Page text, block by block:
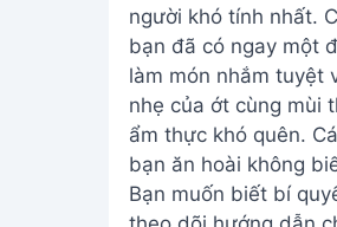
người khó tính nhất.
bạn đã có ngay một
làm món nhắm tuyệt
nhẹ của ớt cùng mùi
ẩm thực khó quên.
bạn ăn hoài không
Bạn muốn biết bí